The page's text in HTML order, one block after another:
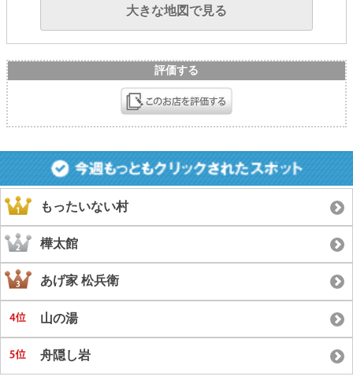
大きな地図で見る
評価する
もったいない村
樺太館
あげ家 松兵衛
山の湯
舟隠し岩